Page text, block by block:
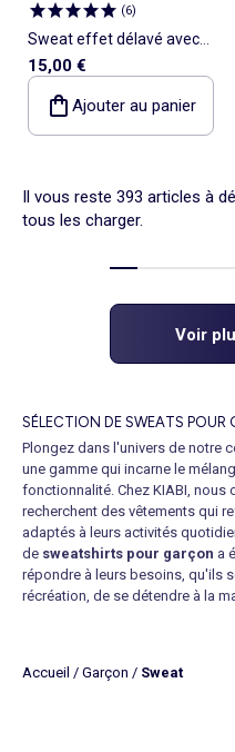
(6)
Sweat effet délavé avec
capuche et poches
kangourou
15,00 €
Ajouter au panier
Il vous reste 393 articles à
tous les charger.
Voir
SÉLECTION DE SWEATS POUR
Plongez dans l'univers de notre
une gamme qui incarne le
fonctionnalité. Chez KIABI, nous
recherchent des vêtements qui
adaptés à leurs activités
de sweatshirts pour garçon a
répondre à leurs besoins, qu'ils
récréation, de se détendre à la
grâce à des coutures solides et
Accueil / Garçon / Sweat